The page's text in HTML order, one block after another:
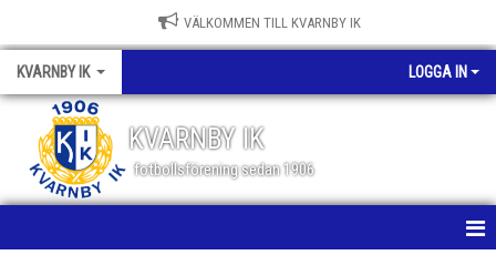
VÄLKOMMEN TILL KVARNBY IK
KVARNBY IK LOGGA IN
KVARNBY IK
fotbollsförening sedan 1906